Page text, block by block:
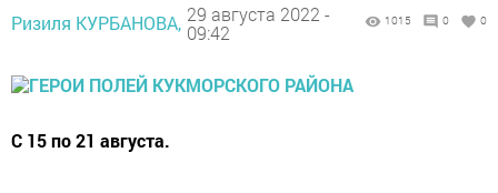
Ризиля КУРБАНОВА, 29 августа 2022 -
09:42
1015 0 0
С 15 по 21 августа.